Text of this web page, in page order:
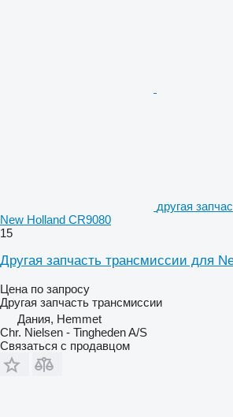
другая
New Holland CR9080
15
Другая запчасть трансмиссии для
Цена по запросу
Другая запчасть трансмиссии
Дания, Hemmet
Chr. Nielsen - Tingheden A/S
Связаться с продавцом